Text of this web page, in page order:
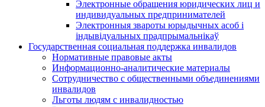
Электронные обращения юридических лиц и
индивидуальных предпринимателей
Электронныя звароты юрыдычных асоб і
індывідуальных прадпрымальнікаў
Государственная социальная поддержка инвалидов
Нормативные правовые акты
Информационно-аналитические материалы
Сотрудничество с общественными объединениями
инвалидов
Льготы людям с инвалидностью